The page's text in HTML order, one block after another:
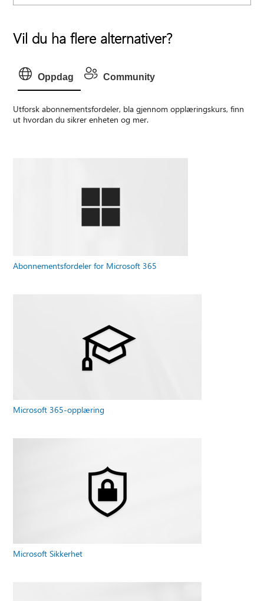
Vil du ha flere alternativer?
Oppdag Community
Utforsk abonnementsfordeler, bla gjennom opplæringskurs, finn
ut hvordan du sikrer enheten og mer.
Abonnementsfordeler for Microsoft 365
Microsoft 365-opplæring
Microsoft Sikkerhet